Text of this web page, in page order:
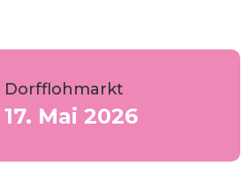
Dorfflohmarkt
17. Mai 2026